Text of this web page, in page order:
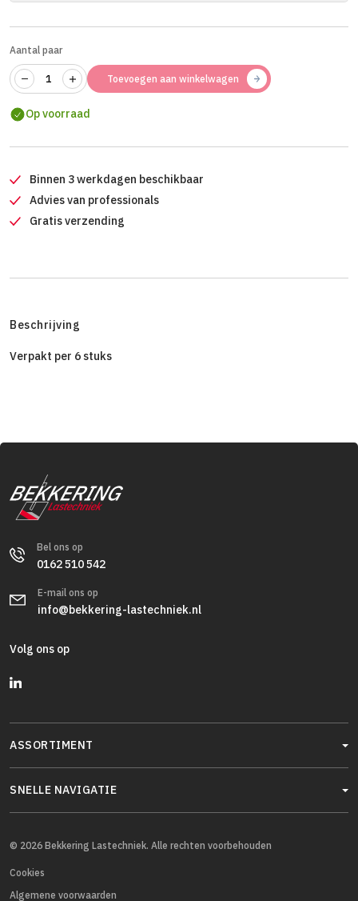
Aantal paar
Toevoegen aan winkelwagen
Op voorraad
Binnen 3 werkdagen beschikbaar
Advies van professionals
Gratis verzending
Beschrijving
Verpakt per 6 stuks
Bel ons op
0162 510 542
E-mail ons op
info@bekkering-lastechniek.nl
Volg ons op
ASSORTIMENT
SNELLE NAVIGATIE
© 2026 Bekkering Lastechniek. Alle rechten voorbehouden
Cookies
Algemene voorwaarden